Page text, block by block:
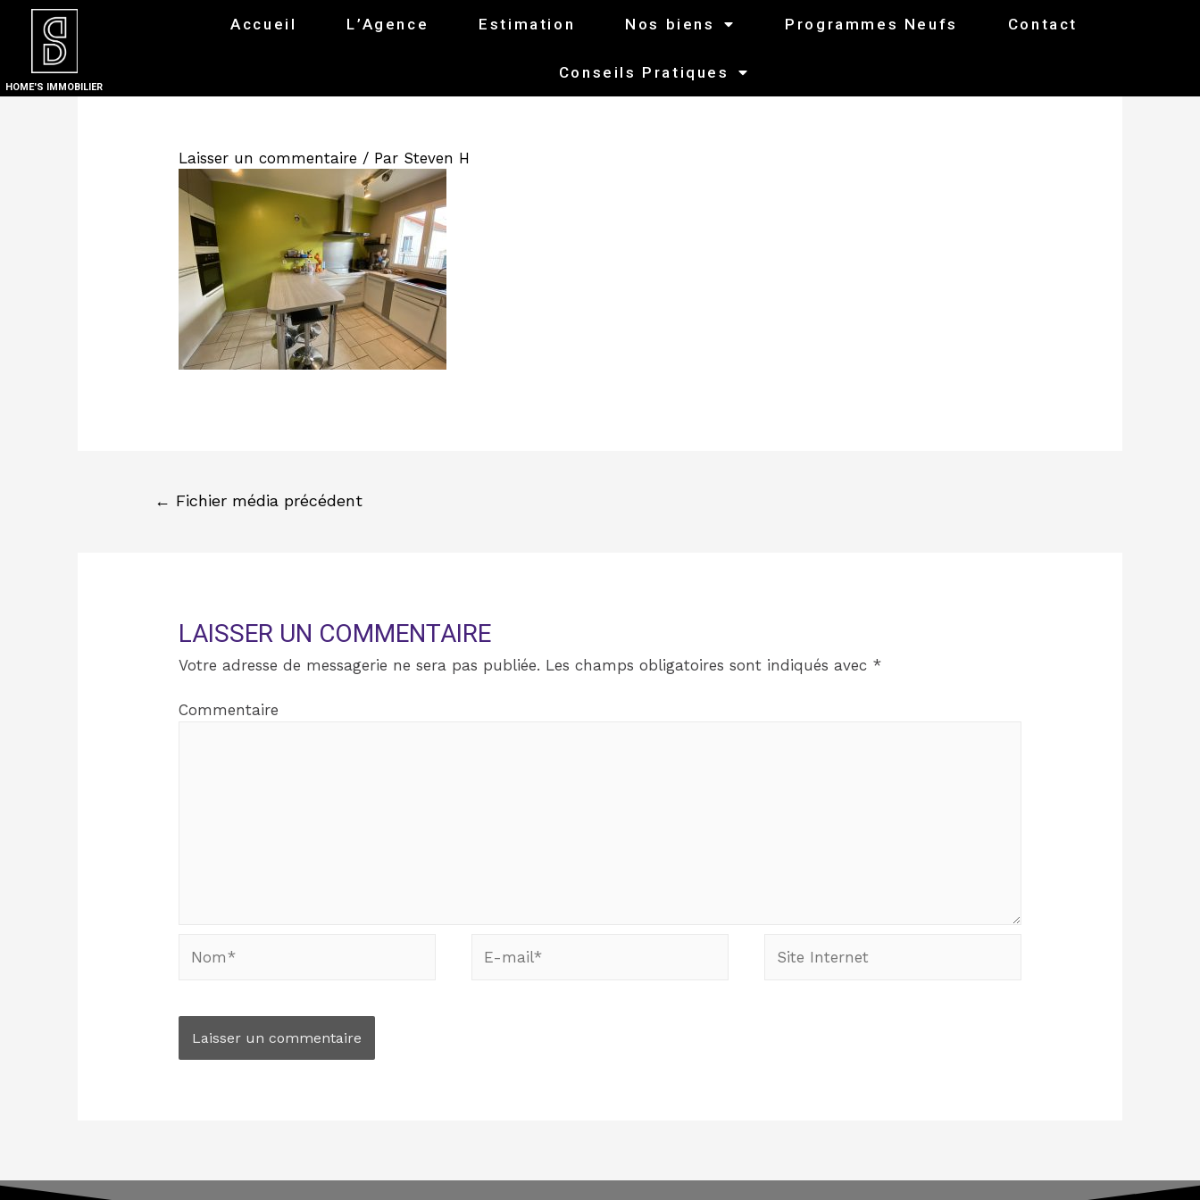
HOME'S IMMOBILIER
Accueil L’Agence Estimation Nos biens Programmes Neufs Contact
Conseils Pratiques
Laisser un commentaire / Par Steven H
← Fichier média précédent
LAISSER UN COMMENTAIRE
Votre adresse de messagerie ne sera pas publiée. Les champs obligatoires sont indiqués avec *
Commentaire